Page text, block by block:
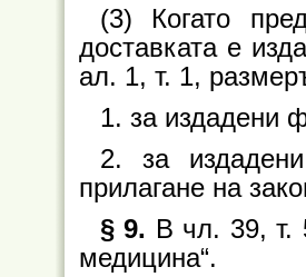
(3) Когато
доставката е
ал. 1, т. 1,
1. за издадени
2. за
прилагане на
§ 9. В чл. 39, т.
медицина“.